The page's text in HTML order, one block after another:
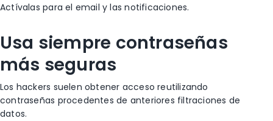
Actívalas para el email y las notificaciones.
Usa siempre contraseñas
más seguras
Los hackers suelen obtener acceso reutilizando
contraseñas procedentes de anteriores filtraciones de
datos.